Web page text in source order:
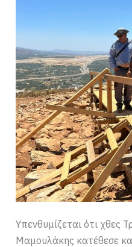
Υπενθυμίζεται ότι χθες
Μαμουλάκης κατέθεσε